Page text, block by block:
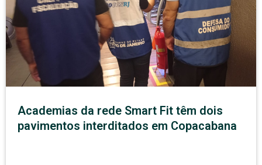
Academias da rede Smart Fit têm dois
pavimentos interditados em Copacabana